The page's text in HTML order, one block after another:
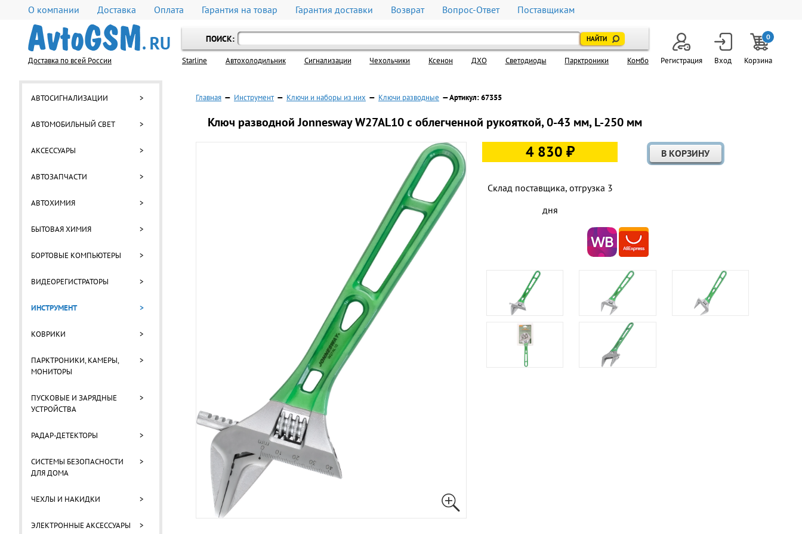
О компании Доставка Оплата Гарантия на товар Гарантия доставки Возврат Вопрос-Ответ Поставщикам
Доставка по всей России
ПОИСК:
Starline Автохолодильник Cигнализации Чехольчики Ксенон ДХО Светодиоды Парктроники Комбо Регистрация Вход
0
Корзина
АВТОСИГНАЛИЗАЦИИ >
АВТОМОБИЛЬНЫЙ СВЕТ >
АКСЕССУАРЫ >
АВТОЗАПЧАСТИ >
АВТОХИМИЯ >
БЫТОВАЯ ХИМИЯ >
БОРТОВЫЕ КОМПЬЮТЕРЫ >
ВИДЕОРЕГИСТРАТОРЫ >
ИНСТРУМЕНТ >
КОВРИКИ >
ПАРКТРОНИКИ, КАМЕРЫ,
МОНИТОРЫ
>
ПУСКОВЫЕ И ЗАРЯДНЫЕ
УСТРОЙСТВА
>
РАДАР-ДЕТЕКТОРЫ >
СИСТЕМЫ БЕЗОПАСНОСТИ
ДЛЯ ДОМА
>
ЧЕХЛЫ И НАКИДКИ >
ЭЛЕКТРОННЫЕ АКСЕССУАРЫ >
Главная — Инструмент — Ключи и наборы из них — Ключи разводные — Артикул: 67355
Ключ разводной Jonnesway W27AL10 с облегченной рукояткой, 0-43 мм, L-250 мм
4 830 ₽
Склад поставщика, отгрузка 3
дня